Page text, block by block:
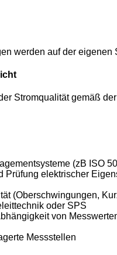
werden auf der
Stromqualität gemäß
(zB ISO
Prüfung elektrischer
(Oberschwingungen,
oder SPS
von
Messstellen